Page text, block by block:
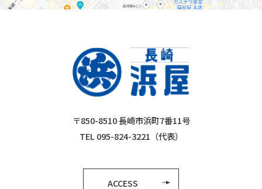
〒850-8510 長崎市浜町7番11号
TEL 095-824-3221（代表）
ACCESS